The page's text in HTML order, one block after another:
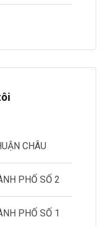
CHÂU
PHỐ SỐ 2
PHỐ SỐ 1